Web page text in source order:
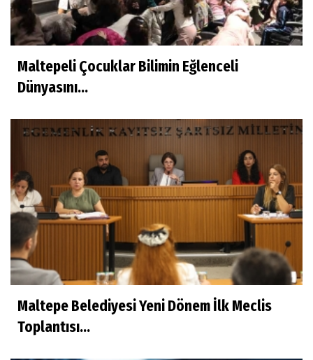
Maltepeli Çocuklar Bilimin Eğlenceli
Dünyasını...
Maltepe Belediyesi Yeni Dönem İlk Meclis
Toplantısı...